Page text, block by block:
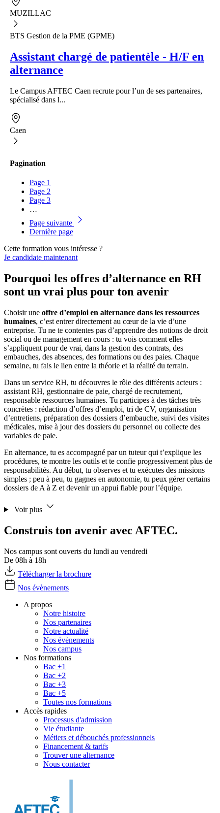
MUZILLAC
BTS Gestion de la PME (GPME)
Assistant chargé de patientèle - H/F en
alternance
Le Campus AFTEC Caen recrute pour l’un de ses partenaires,
spécialisé dans l...
Caen
Pagination
Page 1
Page 2
Page 3
…
Page suivante
Dernière page
Cette formation vous intéresse ?
Je candidate maintenant
Pourquoi les offres d’alternance en RH
sont un vrai plus pour ton avenir
Choisir une offre d’emploi en alternance dans les ressources
humaines, c’est entrer directement au cœur de la vie d’une
entreprise. Tu ne te contentes pas d’apprendre des notions de droit
social ou de management en cours : tu vois comment elles
s’appliquent pour de vrai, dans la gestion des contrats, des
embauches, des absences, des formations ou des paies. Chaque
semaine, tu fais le lien entre la théorie et la réalité du terrain.
Dans un service RH, tu découvres le rôle des différents acteurs :
assistant RH, gestionnaire de paie, chargé de recrutement,
responsable ressources humaines. Tu participes à des tâches très
concrètes : rédaction d’offres d’emploi, tri de CV, organisation
d’entretiens, préparation des dossiers d’embauche, suivi des visites
médicales, mise à jour des dossiers du personnel ou collecte des
variables de paie.
En alternance, tu es accompagné par un tuteur qui t’explique les
procédures, te montre les outils et te confie progressivement plus de
responsabilités. Au début, tu observes et tu exécutes des missions
simples ; peu à peu, tu gagnes en autonomie, tu peux gérer certains
dossiers de A à Z et devenir un appui fiable pour l’équipe.
Voir plus
Construis ton avenir avec AFTEC.
Nos campus sont ouverts du lundi au vendredi
De 08h à 18h
Télécharger la brochure
Nos évènements
A propos
Notre histoire
Nos partenaires
Notre actualité
Nos évènements
Nos campus
Nos formations
Bac +1
Bac +2
Bac +3
Bac +5
Toutes nos formations
Accès rapides
Processus d'admission
Vie étudiante
Métiers et débouchés professionnels
Financement & tarifs
Trouver une alternance
Nous contacter